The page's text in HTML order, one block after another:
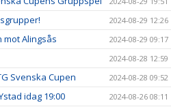
2024-08-29 12:26
Alingsås 2024-08-29 09:17
2024-08-28 12:59
Svenska Cupen 2024-08-28 09:52
idag 19:00 2024-08-26 08:11